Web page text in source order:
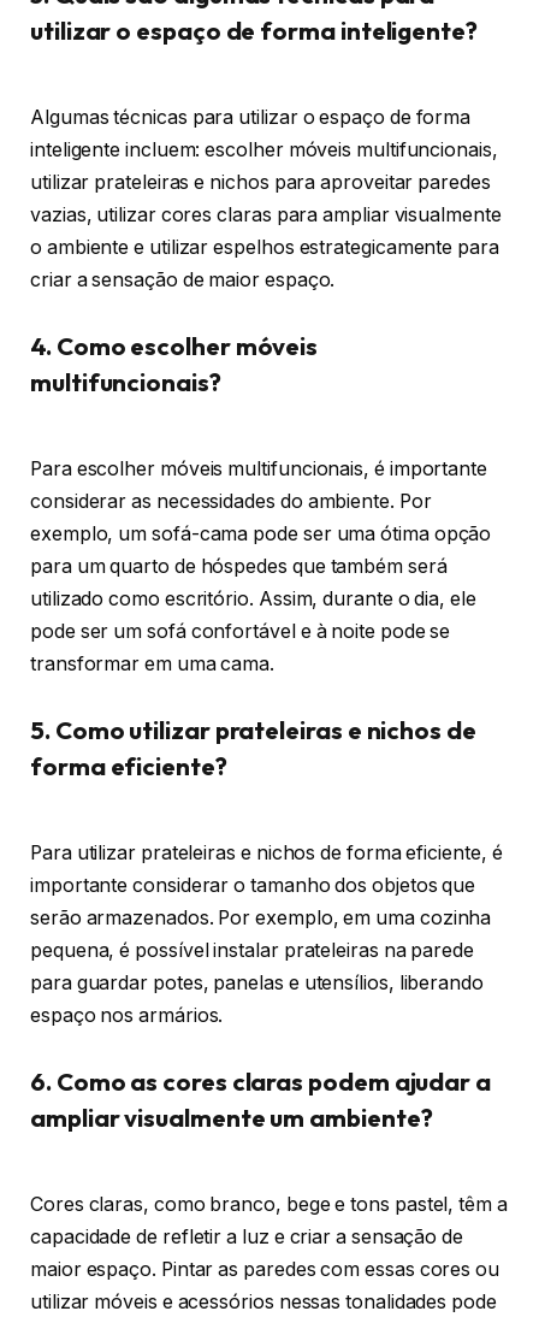
utilizar o espaço de forma inteligente?
Algumas técnicas para utilizar o espaço de forma
inteligente incluem: escolher móveis multifuncionais,
utilizar prateleiras e nichos para aproveitar paredes
vazias, utilizar cores claras para ampliar visualmente
o ambiente e utilizar espelhos estrategicamente para
criar a sensação de maior espaço.
4. Como escolher móveis
multifuncionais?
Para escolher móveis multifuncionais, é importante
considerar as necessidades do ambiente. Por
exemplo, um sofá-cama pode ser uma ótima opção
para um quarto de hóspedes que também será
utilizado como escritório. Assim, durante o dia, ele
pode ser um sofá confortável e à noite pode se
transformar em uma cama.
5. Como utilizar prateleiras e nichos de
forma eficiente?
Para utilizar prateleiras e nichos de forma eficiente, é
importante considerar o tamanho dos objetos que
serão armazenados. Por exemplo, em uma cozinha
pequena, é possível instalar prateleiras na parede
para guardar potes, panelas e utensílios, liberando
espaço nos armários.
6. Como as cores claras podem ajudar a
ampliar visualmente um ambiente?
Cores claras, como branco, bege e tons pastel, têm a
capacidade de refletir a luz e criar a sensação de
maior espaço. Pintar as paredes com essas cores ou
utilizar móveis e acessórios nessas tonalidades pode